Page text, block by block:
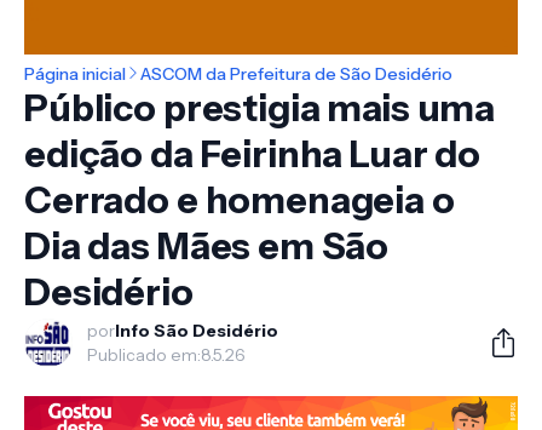
Página inicial ASCOM da Prefeitura de São Desidério
Público prestigia mais uma
edição da Feirinha Luar do
Cerrado e homenageia o
Dia das Mães em São
Desidério
porInfo São Desidério
Publicado em:8.5.26